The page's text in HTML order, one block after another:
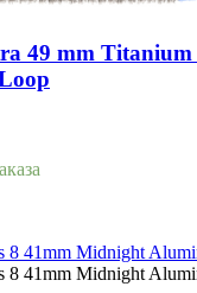
49 mm Titanium